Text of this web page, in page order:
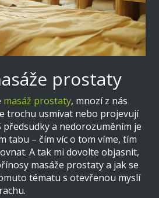
prostaty
masáž prostaty, mnozí z nás
trochu usmívat nebo projevují
předsudky a nedorozuměním je
tabu – čím víc o tom víme, tím
A tak mi dovolte objasnit,
masáže prostaty a jak se
tématu s otevřenou myslí